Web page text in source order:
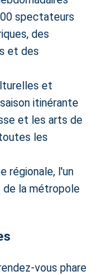
spectateurs
des
et des
et
itinérante
et les arts de
les
régionale, l'un
de la métropole
vous phare